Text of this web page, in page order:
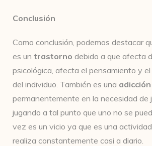
Conclusión
Como conclusión, podemos destacar
es un trastorno debido a que afecta
psicológica, afecta el pensamiento y el
del individuo. También es una adicción
permanentemente en la necesidad de
jugando a tal punto que uno no se
vez es un vicio ya que es una
realiza constantemente casi a diario.